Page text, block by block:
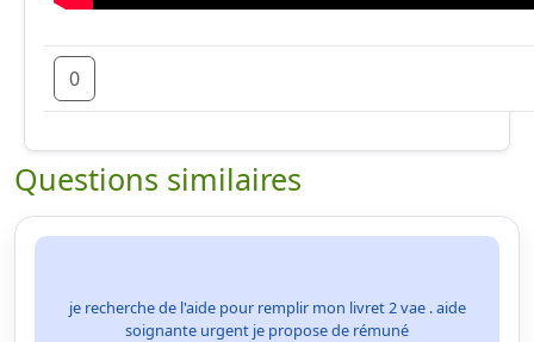
0
Questions similaires
je recherche de l'aide pour remplir mon livret 2 vae . aide
soignante urgent je propose de rémuné